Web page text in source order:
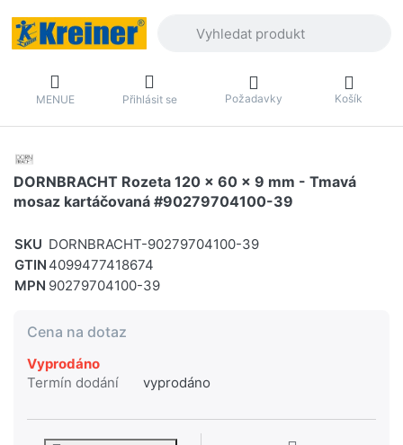
MENUE Přihlásit se Požadavky Košík
DORNBRACHT Rozeta 120 x 60 x 9 mm - Tmavá
mosaz kartáčovaná #90279704100-39
SKU DORNBRACHT-90279704100-39
GTIN 4099477418674
MPN 90279704100-39
Cena na dotaz
Vyprodáno
Termín dodání
vyprodáno